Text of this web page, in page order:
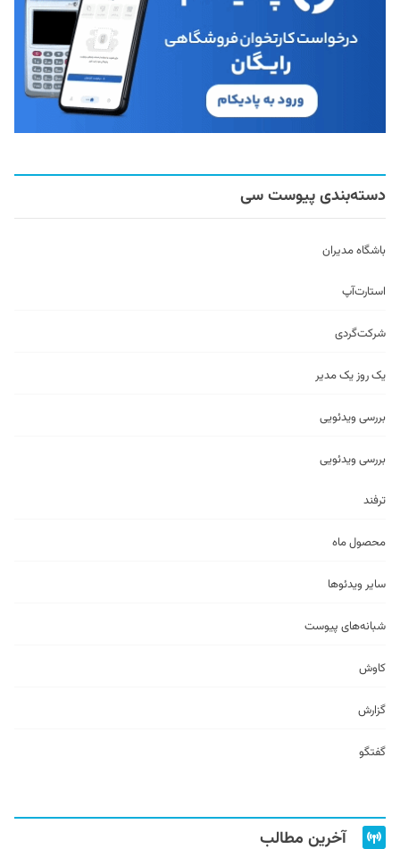
دسته‌بندی پیوست سی
باشگاه مدیران
استارت‌آپ
شرکت‌گردی
یک روز یک مدیر
بررسی ویدئویی
بررسی ویدئویی
ترفند
محصول ماه
سایر ویدئو‌ها
شبانه‌های پیوست
کاوش
گزارش
گفتگو
آخرین مطالب